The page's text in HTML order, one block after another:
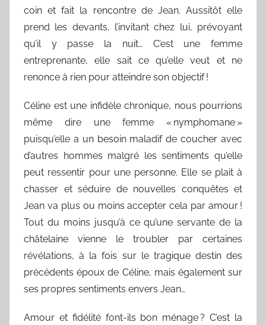
coin et fait la rencontre de Jean. Aussitôt elle
prend les devants, l’invitant chez lui, prévoyant
qu’il y passe la nuit… C’est une femme
entreprenante, elle sait ce qu’elle veut et ne
renonce à rien pour atteindre son objectif !
Céline est une infidèle chronique, nous pourrions
même dire une femme « nymphomane »
puisqu’elle a un besoin maladif de coucher avec
d’autres hommes malgré les sentiments qu’elle
peut ressentir pour une personne. Elle se plait à
chasser et séduire de nouvelles conquêtes et
Jean va plus ou moins accepter cela par amour !
Tout du moins jusqu’à ce qu’une servante de la
châtelaine vienne le troubler par certaines
révélations, à la fois sur le tragique destin des
précédents époux de Céline, mais également sur
ses propres sentiments envers Jean…
Amour et fidélité font-ils bon ménage ? C’est la